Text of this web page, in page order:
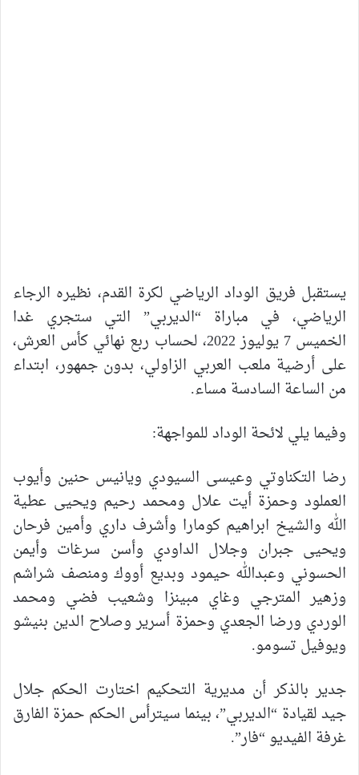
يستقبل فريق الوداد الرياضي لكرة القدم، نظيره الرجاء
الرياضي، في مباراة “الديربي” التي ستجري غدا
الخميس 7 يوليوز 2022، لحساب ربع نهائي كأس العرش،
على أرضية ملعب العربي الزاولي، بدون جمهور، ابتداء
من الساعة السادسة مساء.
وفيما يلي لائحة الوداد للمواجهة:
رضا التكناوتي وعيسى السيودي ويانيس حنين وأيوب
العملود وحمزة أيت علال ومحمد رحيم ويحيى عطية
الله والشيخ ابراهيم كومارا وأشرف داري وأمين فرحان
ويحيى جبران وجلال الداودي وأسن سرغات وأيمن
الحسوني وعبدالله حيمود وبديع أووك ومنصف شراشم
وزهير المترجي وغاي مبينزا وشعيب فضي ومحمد
الوردي ورضا الجعدي وحمزة أسرير وصلاح الدين بنيشو
ويوفيل تسومو.
جدير بالذكر أن مديرية التحكيم اختارت الحكم جلال
جيد لقيادة “الديربي”، بينما سيترأس الحكم حمزة الفارق
غرفة الفيديو “فار”.